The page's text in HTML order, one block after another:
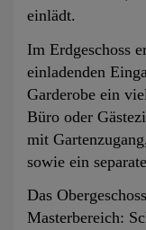
einlädt.
Im Erdgeschoss
einladenden
Garderobe ein
Büro oder
mit
sowie ein
Das
Masterbereich: